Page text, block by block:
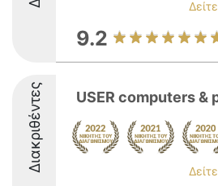
9.2
Διακριθέντες USER computers &